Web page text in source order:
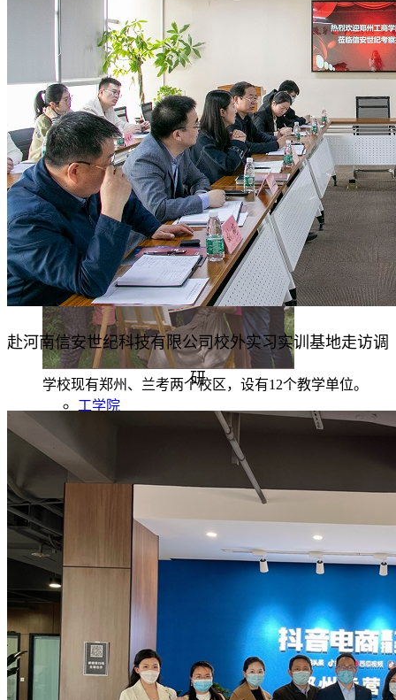
行政机构
党群组织
院部设置
学校现有郑州、兰考两个校区，设有12个教学单位。
工学院
艺术学院
体育学院
马克思主义学院
基础教学部
继续教育学院
创新创业学院
心理健康教育中心
招生就业
赴河南信安世纪科技有限公司校外实习实训基地走访调
研